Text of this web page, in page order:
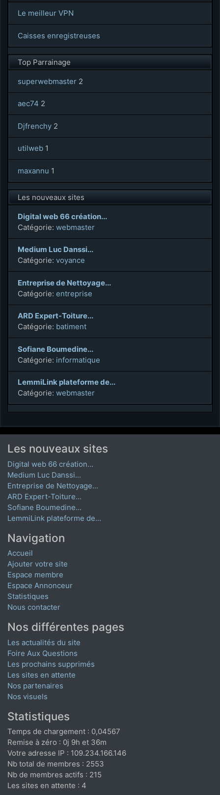
Le meilleur VPN
Caisses enregistreuses
Top Parrainage
superwebmaster 2
aec74 2
Djfrenchy 2
utilweb 1
maxannu 1
Les nouveaux sites
Digital web 66 création...
Catégorie: webmaster
Medium Luc Danssi...
Catégorie: voyance
Entreprise de Nettoyage...
Catégorie: entreprise
ARD Expert-Toiture...
Catégorie: batiment
Sofiane Boumedine...
Catégorie: informatique
LemmiLink plateforme de...
Catégorie: webmaster
Les nouveaux sites
Digital web 66 création...
Medium Luc Danssi...
Entreprise de Nettoyage...
ARD Expert-Toiture...
Sofiane Boumedine...
LemmiLink plateforme de...
Navigation
Accueil
Ajouter votre site
Espace membre
Espace Annonceur
Statistiques
Nous contacter
Nos différentes pages
Les actualités du site
Foire Aux Questions
Les prochains supprimés
Les sites en attente
Nos partenaires
Nos visuels
Statistiques
Temps de chargement : 0,04567
Remise à zéro : 0j 9h et 36m
Votre adresse IP : 109.234.166.146
Nb total de membres : 2553
Nb de membres actifs : 215
Les sites en attente : 4